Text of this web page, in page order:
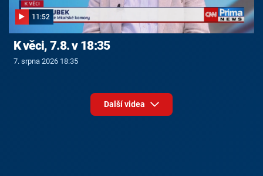
11:52
K věci, 7.8. v 18:35
7. srpna 2026 18:35
Další videa